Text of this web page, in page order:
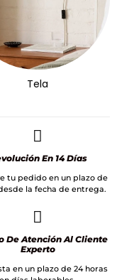
Tela
En 14 Días
tu pedido en un plazo de
la fecha de entrega.
De Atención Al Cliente
Experto
en un plazo de 24 horas